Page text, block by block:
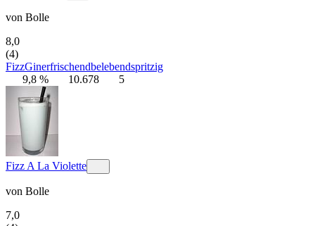
von Bolle
8,0
(4)
FizzGinerfrischendbelebendspritzig
9,8 %
10.678 5
Fizz A La Violette
von Bolle
7,0